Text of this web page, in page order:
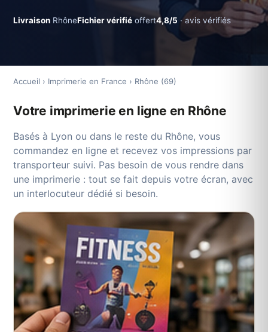
Livraison RhôneFichier vérifié offert4,8/5 · avis vérifiés
Accueil › Imprimerie en France › Rhône (69)
Votre imprimerie en ligne en Rhône
Basés à Lyon ou dans le reste du Rhône, vous
commandez en ligne et recevez vos impressions par
transporteur suivi. Pas besoin de vous rendre dans
une imprimerie : tout se fait depuis votre écran, avec
un interlocuteur dédié si besoin.